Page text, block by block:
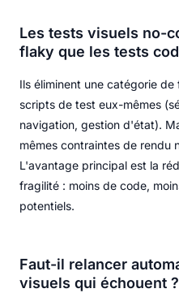
Les tests visuels no-
flaky que les tests
Ils éliminent une catégorie
scripts de test eux-mêmes
navigation, gestion d'état).
mêmes contraintes de rendu
L'avantage principal est la
fragilité : moins de code,
potentiels.
Faut-il relancer
visuels qui échouent ?